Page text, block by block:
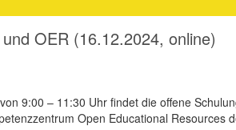
OER (16.12.2024, online)
9:00 – 11:30 Uhr findet die offene
Open Educational Resources